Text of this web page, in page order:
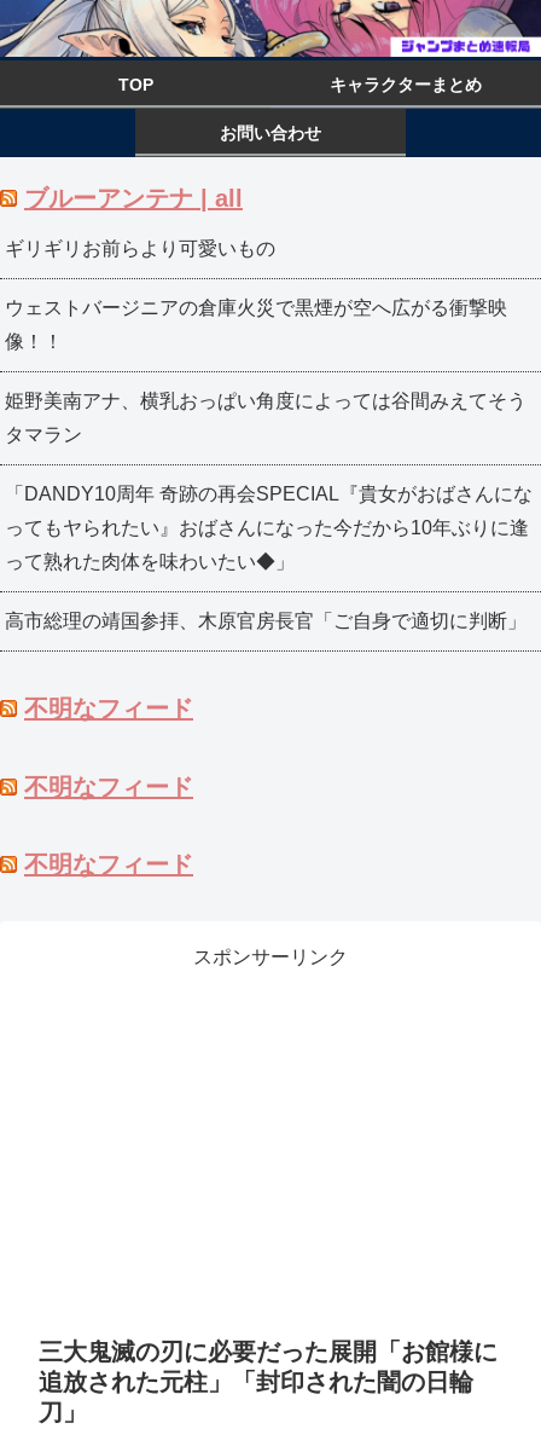
TOP キャラクターまとめ
お問い合わせ
ブルーアンテナ | all
ギリギリお前らより可愛いもの
ウェストバージニアの倉庫火災で黒煙が空へ広がる衝撃映
像！！
姫野美南アナ、横乳おっぱい角度によっては谷間みえてそう
タマラン
「DANDY10周年 奇跡の再会SPECIAL『貴女がおばさんにな
ってもヤられたい』おばさんになった今だから10年ぶりに逢
って熟れた肉体を味わいたい◆」
高市総理の靖国参拝、木原官房長官「ご自身で適切に判断」
不明なフィード
不明なフィード
不明なフィード
スポンサーリンク
三大鬼滅の刃に必要だった展開「お館様に
追放された元柱」「封印された闇の日輪
刀」